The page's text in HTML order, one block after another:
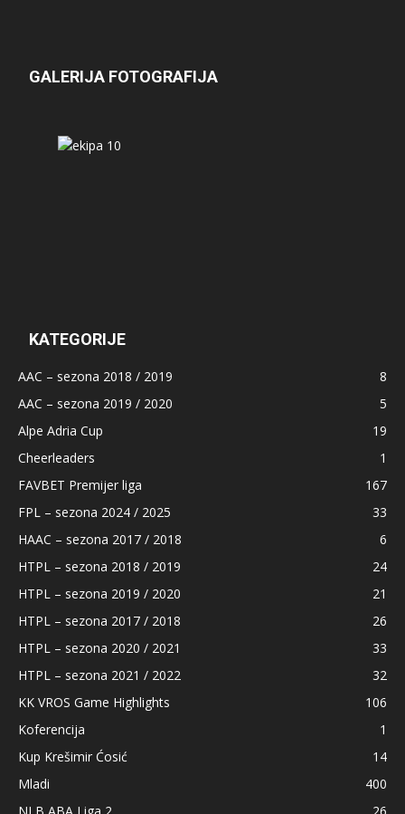
GALERIJA FOTOGRAFIJA
KATEGORIJE
AAC – sezona 2018 / 2019
8
AAC – sezona 2019 / 2020
5
Alpe Adria Cup
19
Cheerleaders
1
FAVBET Premijer liga
167
FPL – sezona 2024 / 2025
33
HAAC – sezona 2017 / 2018
6
HTPL – sezona 2018 / 2019
24
HTPL – sezona 2019 / 2020
21
HTPL – sezona 2017 / 2018
26
HTPL – sezona 2020 / 2021
33
HTPL – sezona 2021 / 2022
32
KK VROS Game Highlights
106
Koferencija
1
Kup Krešimir Ćosić
14
Mladi
400